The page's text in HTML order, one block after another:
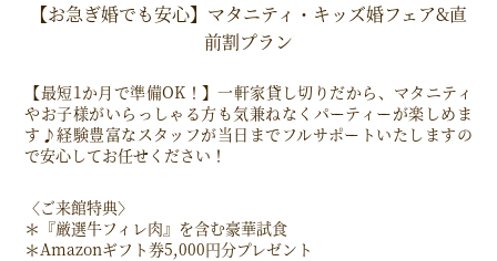
【お急ぎ婚でも安心】マタニティ・キッズ婚フェア&直
前割プラン
【最短1か月で準備OK！】一軒家貸し切りだから、マタニティ
やお子様がいらっしゃる方も気兼ねなくパーティーが楽しめま
す♪経験豊富なスタッフが当日までフルサポートいたしますの
で安心してお任せください！
〈ご来館特典〉
＊『厳選牛フィレ肉』を含む豪華試食
＊Amazonギフト券5,000円分プレゼント